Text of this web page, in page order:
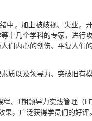
中，加上被歧视、失业，
十几个学科的专家，进行
们内心的创伤、平复人们
质以及领导力、突破旧有
、1期领导力实践管理（
，广泛获得学员们的好评。